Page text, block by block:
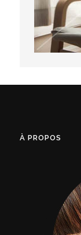
À PROPOS